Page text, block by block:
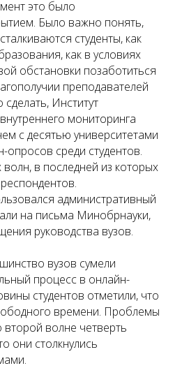
это было
Было важно понять,
студенты, как
как в условиях
обстановки позаботиться
преподавателей
Институт
мониторинга
с десятью университетами
среди студентов.
в последней из которых
административный
на письма Минобрнауки,
руководства вузов.
вузов сумели
процесс в онлайн-
студентов отметили, что
времени. Проблемы
второй волне четверть
они столкнулись